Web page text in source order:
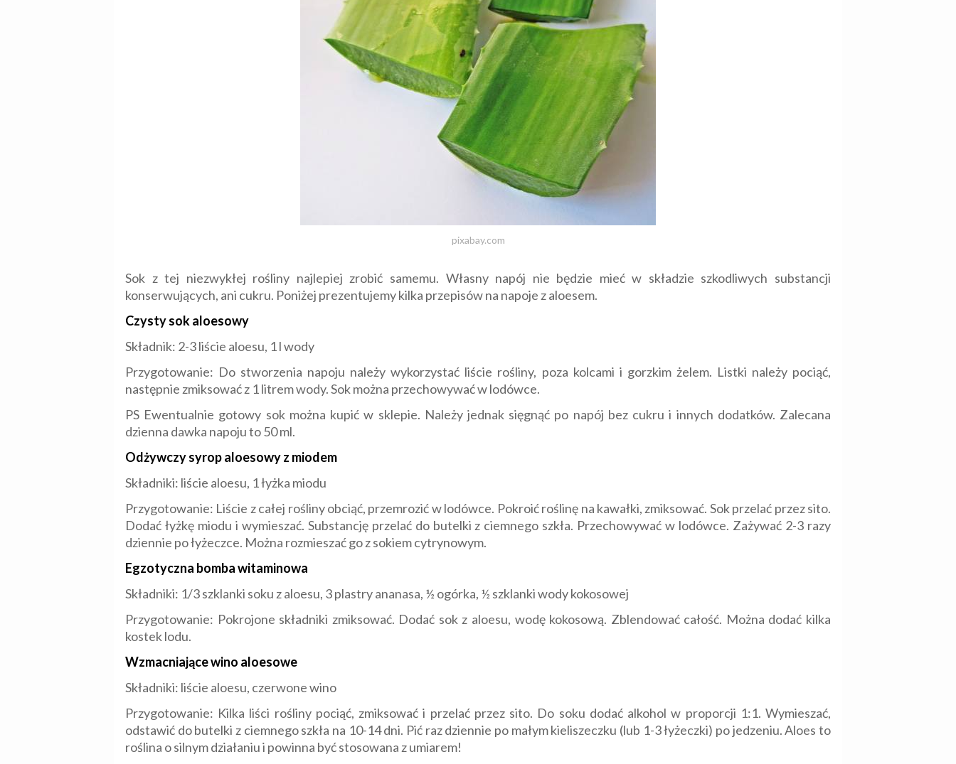
pixabay.com
Sok z tej niezwykłej rośliny najlepiej zrobić samemu. Własny napój nie będzie mieć w składzie szkodliwych substancji
konserwujących, ani cukru. Poniżej prezentujemy kilka przepisów na napoje z aloesem.
Czysty sok aloesowy
Składnik: 2-3 liście aloesu, 1 l wody
Przygotowanie: Do stworzenia napoju należy wykorzystać liście rośliny, poza kolcami i gorzkim żelem. Listki należy pociąć,
następnie zmiksować z 1 litrem wody. Sok można przechowywać w lodówce.
PS Ewentualnie gotowy sok można kupić w sklepie. Należy jednak sięgnąć po napój bez cukru i innych dodatków. Zalecana
dzienna dawka napoju to 50 ml.
Odżywczy syrop aloesowy z miodem
Składniki: liście aloesu, 1 łyżka miodu
Przygotowanie: Liście z całej rośliny obciąć, przemrozić w lodówce. Pokroić roślinę na kawałki, zmiksować. Sok przelać przez sito.
Dodać łyżkę miodu i wymieszać. Substancję przelać do butelki z ciemnego szkła. Przechowywać w lodówce. Zażywać 2-3 razy
dziennie po łyżeczce. Można rozmieszać go z sokiem cytrynowym.
Egzotyczna bomba witaminowa
Składniki: 1/3 szklanki soku z aloesu, 3 plastry ananasa, ½ ogórka, ½ szklanki wody kokosowej
Przygotowanie: Pokrojone składniki zmiksować. Dodać sok z aloesu, wodę kokosową. Zblendować całość. Można dodać kilka
kostek lodu.
Wzmacniające wino aloesowe
Składniki: liście aloesu, czerwone wino
Przygotowanie: Kilka liści rośliny pociąć, zmiksować i przelać przez sito. Do soku dodać alkohol w proporcji 1:1. Wymieszać,
odstawić do butelki z ciemnego szkła na 10-14 dni. Pić raz dziennie po małym kieliszeczku (lub 1-3 łyżeczki) po jedzeniu. Aloes to
roślina o silnym działaniu i powinna być stosowana z umiarem!